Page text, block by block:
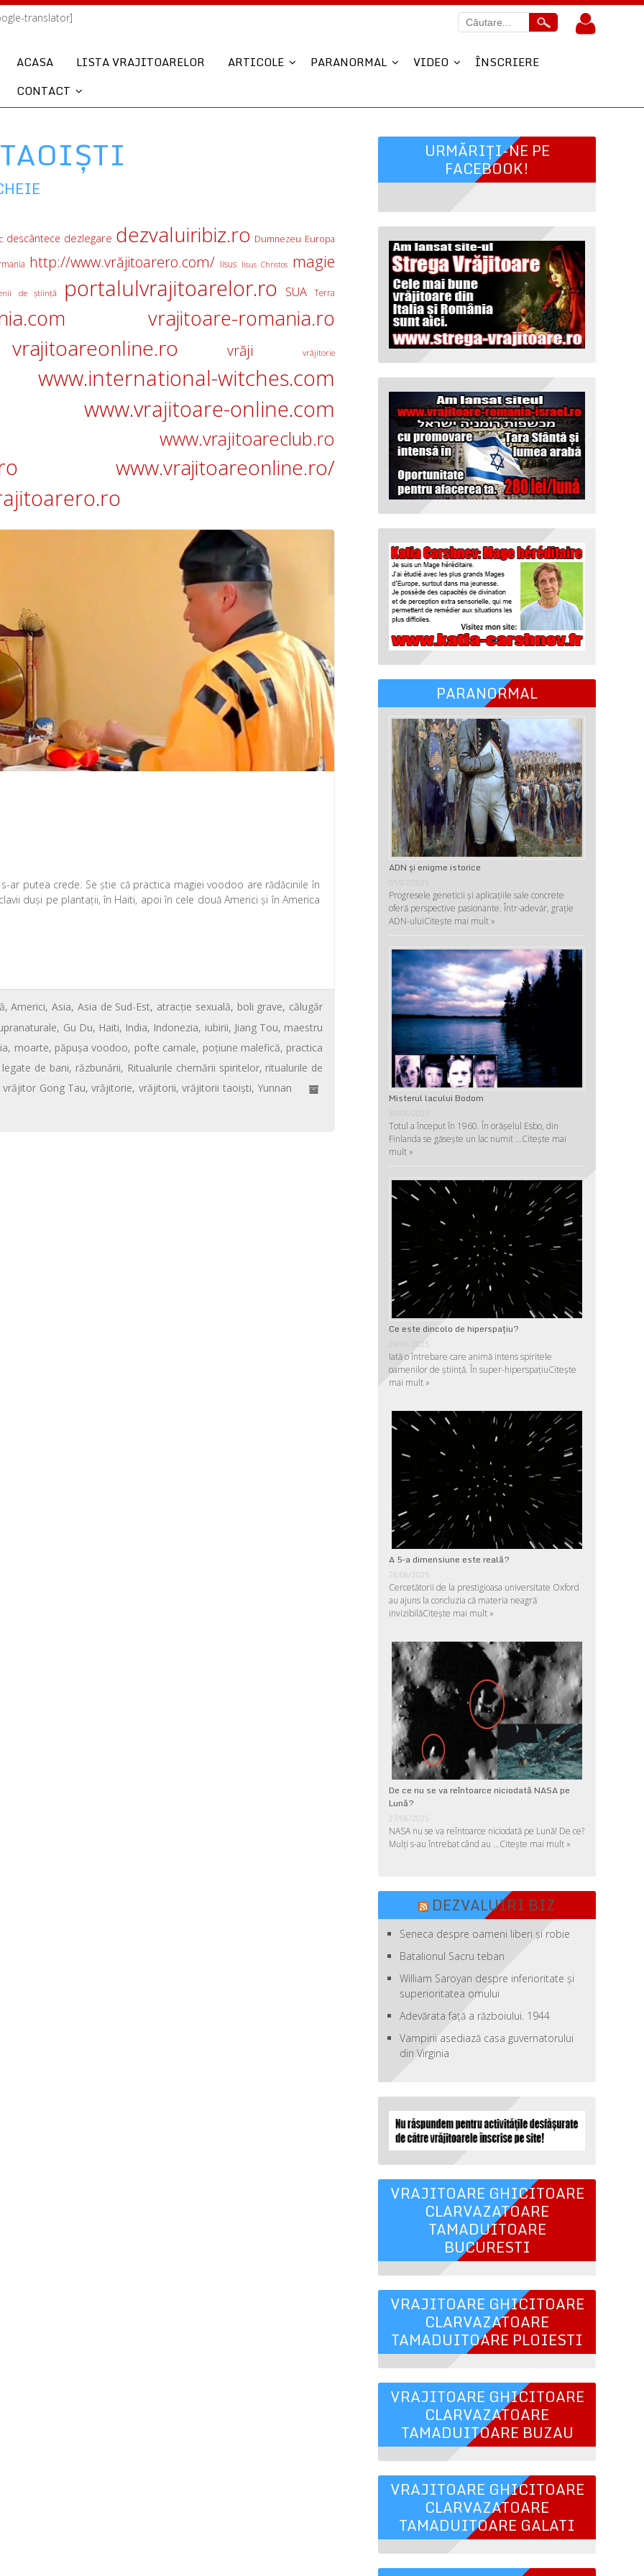
translator]
ACASA LISTA VRAJITOARELOR ARTICOLE PARANORMAL VIDEO
ÎNSCRIERE
CONTACT
descântece dezlegare dezvaluiribiz.ro Dumnezeu Europa
http://www.vrăjitoarero.com/ Iisus Iisus Christos magie
de ştiinţă portalulvrajitoarelor.ro SUA Terra
vrajitoare-romania.ro
vrajitoareonline.ro vrăji vrăjitorie
www.international-witches.com
www.vrajitoare-online.com
www.vrajitoareclub.ro
www.vrajitoareonline.ro/
ar putea crede. Se știe că practica magiei voodoo are rădăcinile în
duși pe plantații, în Haiti, apoi în cele două Americi și în America
,Americi,Asia, Asia de Sud-Est, atracție sexuală, boli grave, călugăr
, Gu Du, Haiti, India, Indonezia, iubirii, Jiang Tou, maestru
, moarte, păpuşa voodoo, pofte carnale, poțiune malefică, practica
de bani, răzbunării, Ritualurile chemării spiritelor, ritualurile de
vrăjitor Gong Tau,vrăjitorie, vrăjitorii,vrăjitorii taoiști, Yunnan
URMĂRIȚI-NE PE
FACEBOOK!
PARANORMAL
ADN şi enigme istorice
01/07/2025
Progresele geneticii şi aplicaţiile sale concrete
oferă perspective pasionante. Într-adevăr, graţie
ADN-uluiCitește mai mult »
Misterul lacului Bodom
Totul a început în 1960. În orășelul Esbo, din
Finlanda se găsește un lac numit …Citește mai
mult »
Ce este dincolo de hiperspaţiu?
29/06/2025
Iată o întrebare care animă intens spiritele
oamenilor de ştiinţă. În super-hiperspaţiuCitește
mai mult »
A 5-a dimensiune este reală?
28/06/2025
Cercetătorii de la prestigioasa universitate Oxford
au ajuns la concluzia că materia neagră
invizibilăCitește mai mult »
De ce nu se va reîntoarce niciodată NASA pe
Lună?
27/06/2025
NASA nu se va reîntoarce niciodată pe Lună! De ce?
Mulţi s-au întrebat când au …Citește mai mult »
DEZVALUIRI BIZ
Seneca despre oameni liberi şi robie
Batalionul Sacru teban
William Saroyan despre inferioritate şi
superioritatea omului
Adevărata față a războiului. 1944
Vampirii asediază casa guvernatorului
din Virginia
VRAJITOARE GHICITOARE
CLARVAZATOARE
TAMADUITOARE
BUCURESTI
VRAJITOARE GHICITOARE
CLARVAZATOARE
TAMADUITOARE PLOIESTI
VRAJITOARE GHICITOARE
CLARVAZATOARE
TAMADUITOARE BUZAU
VRAJITOARE GHICITOARE
CLARVAZATOARE
TAMADUITOARE GALATI